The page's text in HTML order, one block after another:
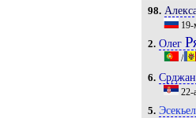
98.
19-
2. Олег
/
6. Срджан
22-
5.